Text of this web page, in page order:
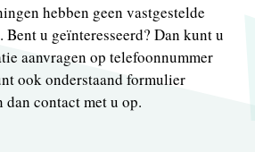
hebben geen vastgestelde
Bent u geïnteresseerd? Dan kunt u
aanvragen op telefoonnummer
ook onderstaand formulier
contact met u op.